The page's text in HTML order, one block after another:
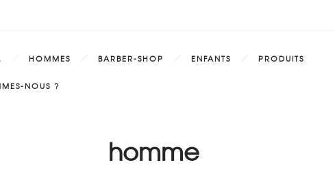
HOMMES BARBER-SHOP ENFANTS PRODUITS
NOUS ?
homme